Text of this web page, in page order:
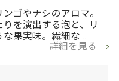
ゴやナシのアロマ。
を演出する泡と、リ
な果実味。繊細な…
詳細を見る